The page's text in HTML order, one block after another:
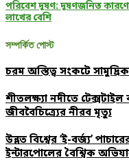
পরিবেশ দূষণ: দূষণজনিত
লাখের বেশি
সম্পর্কিত পোস্ট
চরম অস্তিত্ব সংকটে
শীতলক্ষ্যা নদীতে
জীববৈচিত্র্যের নীরব মৃত্যু
উন্নত বিশ্বের ‘ই-বর্জ্য’
ইন্টারপোলের বৈশ্বিক